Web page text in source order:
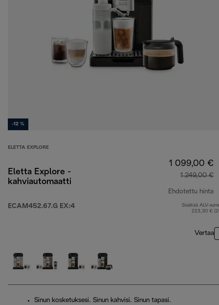
-12 %
ELETTA EXPLORE
Eletta Explore -
kahviautomaatti
ECAM452.67.G EX:4
1 099,00 €
1 249,00 €
Ehdotettu hinta
Sisältää ALV-
223,30 €
Vertaa
Sinun kosketuksesi. Sinun kahvisi. Sinun tapasi.